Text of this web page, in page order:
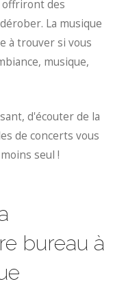
offriront des
La musique
à trouver si vous
musique,
d'écouter de la
de concerts vous
seul !
bureau à